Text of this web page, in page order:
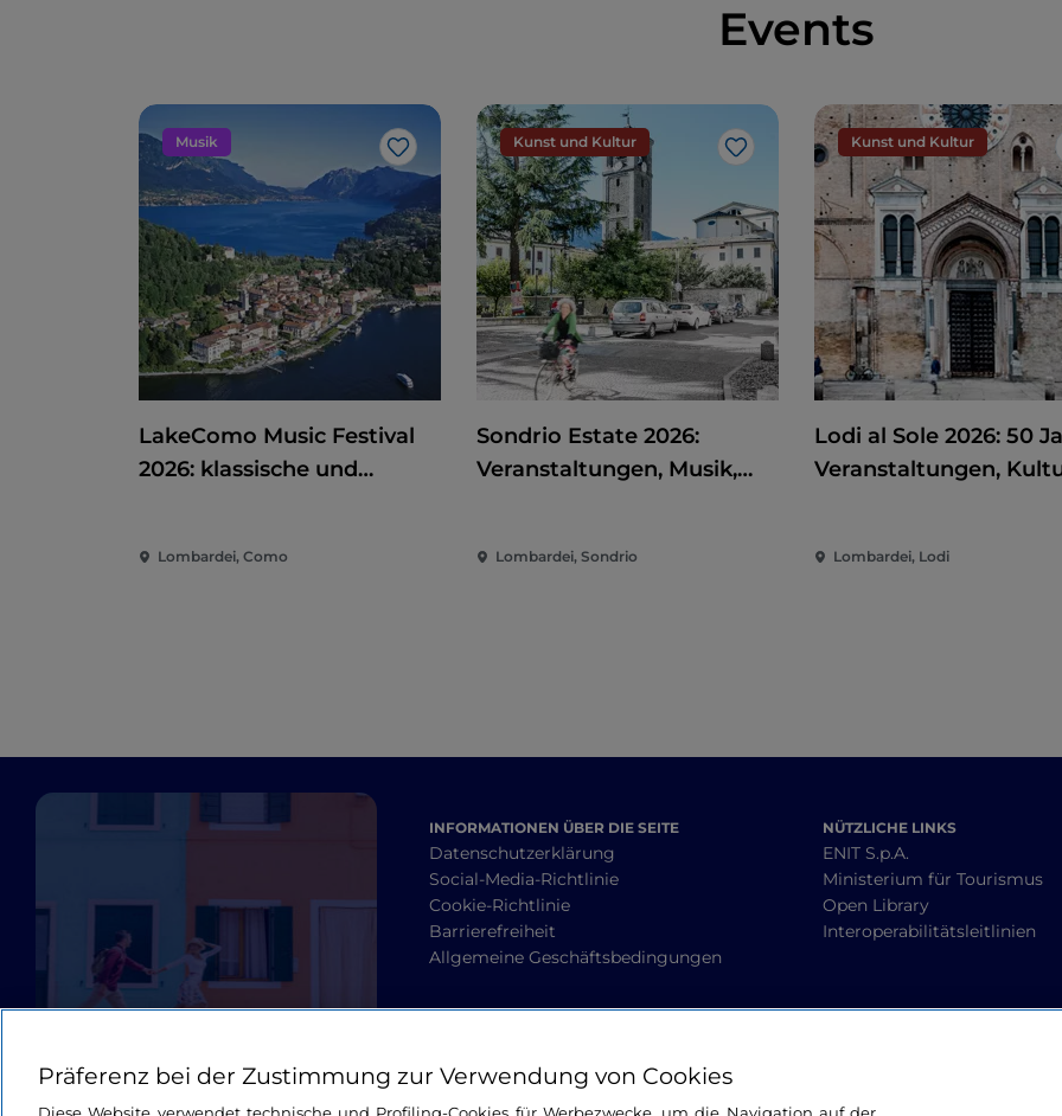
Events
Musik
Like
LakeComo Music Festival
2026: klassische und
am Comer See
Lombardei, Como
Kunst und Kultur
Like
Sondrio Estate 2026:
Veranstaltungen, Musik,
Lombardei, Sondrio
Kunst und Kultur
Lodi al Sole 2026: 50
Veranstaltungen,
Lombardei, Lodi
INFORMATIONEN ÜBER DIE SEITE
Datenschutzerklärung
Social-Media-Richtlinie
Cookie-Richtlinie
Barrierefreiheit
Allgemeine Geschäftsbedingungen
NÜTZLICHE LINKS
ENIT S.p.A.
Ministerium für Tourismus
Open Library
Interoperabilitätsleitlinien
Präferenz bei der Zustimmung zur Verwendung von Cookies